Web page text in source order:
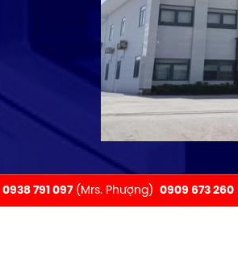
0938 791 097 (Mrs. Phượng) 0909 673 260